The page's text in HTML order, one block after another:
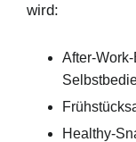
wird:
After-
Healthy-